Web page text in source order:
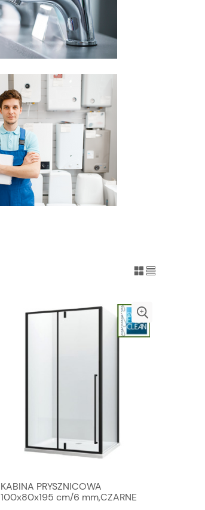
KABINA PRYSZNICOWA
100x80x195 cm/6 mm,CZARNE